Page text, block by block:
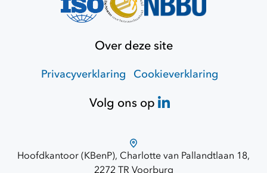
Over deze site
Privacyverklaring Cookieverklaring
Volg ons op
Hoofdkantoor (KBenP), Charlotte van Pallandtlaan 18,
2272 TR Voorburg